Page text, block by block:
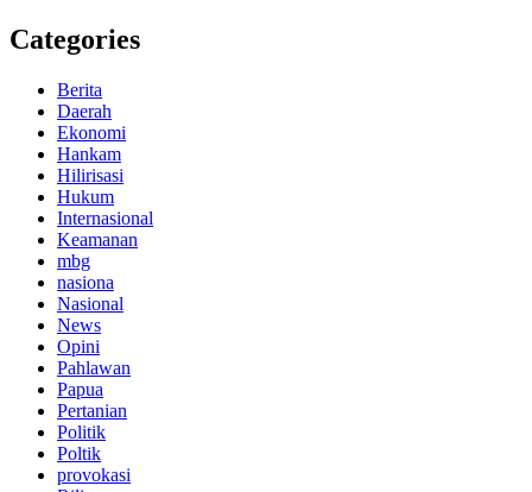
Categories
Berita
Daerah
Ekonomi
Hankam
Hilirisasi
Hukum
Internasional
Keamanan
mbg
nasiona
Nasional
News
Opini
Pahlawan
Papua
Pertanian
Politik
Poltik
provokasi